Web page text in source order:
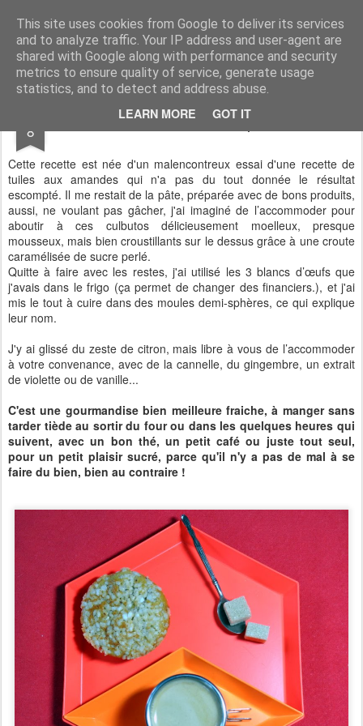
This site uses cookies from Google to deliver its services
and to analyze traffic. Your IP address and user-agent are
shared with Google along with performance and security
metrics to ensure quality of service, generate usage
statistics, and to detect and address abuse.
LEARN MORE GOT IT
CASSOCO gourmande de vie des recettes, de la déco, des découvertes, du partage & de la bonne humeur ...
8 culbutos moelleux perlés
Cette recette est née d'un malencontreux essai d'une recette de
tuiles aux amandes qui n'a pas du tout donnée le résultat
escompté. Il me restait de la pâte, préparée avec de bons produits,
aussi, ne voulant pas gâcher, j'ai imaginé de l’accommoder pour
aboutir à ces culbutos délicieusement moelleux, presque
mousseux, mais bien croustillants sur le dessus grâce à une croute
caramélisée de sucre perlé.
Quitte à faire avec les restes, j'ai utilisé les 3 blancs d’œufs que
j'avais dans le frigo (ça permet de changer des financiers.), et j'ai
mis le tout à cuire dans des moules demi-sphères, ce qui explique
leur nom.
J'y ai glissé du zeste de citron, mais libre à vous de l’accommoder
à votre convenance, avec de la cannelle, du gingembre, un extrait
de violette ou de vanille...
C'est une gourmandise bien meilleure fraiche, à manger sans
tarder tiède au sortir du four ou dans les quelques heures qui
suivent, avec un bon thé, un petit café ou juste tout seul,
pour un petit plaisir sucré, parce qu'il n'y a pas de mal à se
faire du bien, bien au contraire !